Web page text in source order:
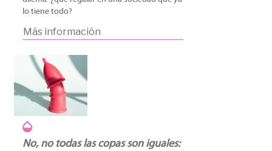
lo tiene todo?
Más información
No, no todas las copas son iguales: